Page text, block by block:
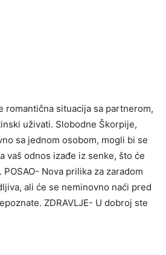
romantična situacija sa partnerom,
uživati. Slobodne Škorpije,
sa jednom osobom, mogli bi se
vaš odnos izađe iz senke, što će
Nova prilika za zaradom
ali će se neminovno naći pred
ZDRAVLJE- U dobroj ste